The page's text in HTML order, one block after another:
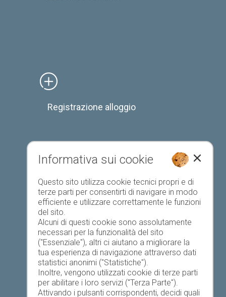
Registrazione alloggio
Elenco preferiti
Oggi Domani sabato
21 °C 34 °C 19 °C 32 °C 18 °C 32 °C
Informativa sui cookie
Questo sito utilizza cookie tecnici propri e di
terze parti per consentirti di navigare in modo
efficiente e utilizzare correttamente le funzioni
del sito.
Alcuni di questi cookie sono assolutamente
necessari per la funzionalità del sito
("Essenziale"), altri ci aiutano a migliorare la
tua esperienza di navigazione attraverso dati
statistici anonimi ("Statistiche").
Inoltre, vengono utilizzati cookie di terze parti
per abilitare i loro servizi ("Terza Parte").
Attivando i pulsanti corrispondenti, decidi quali